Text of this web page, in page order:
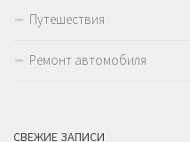
Путешествия
Ремонт автомобиля
СВЕЖИЕ ЗАПИСИ